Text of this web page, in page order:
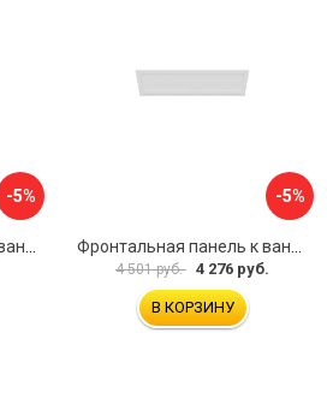
-5% -5%
4 501 руб. 4 276 руб.
В КОРЗИНУ